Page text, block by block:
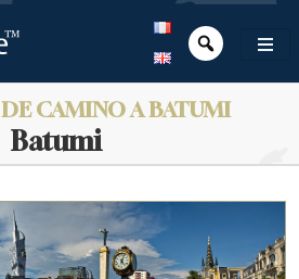
DE CAMINO A BATUMI
Batumi